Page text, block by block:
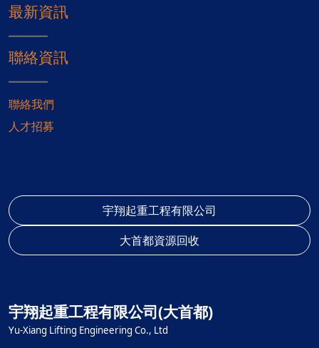
最新資訊
聯絡資訊
聯絡我們
人才招募
宇翔起重工程有限公司
大首都資源回收
宇翔起重工程有限公司(大首都)
Yu-Xiang Lifting Engineering Co., Ltd